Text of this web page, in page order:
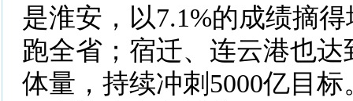
是淮安，以7.1%的成绩摘
跑全省；宿迁、连云港也达
体量，持续冲刺5000亿目